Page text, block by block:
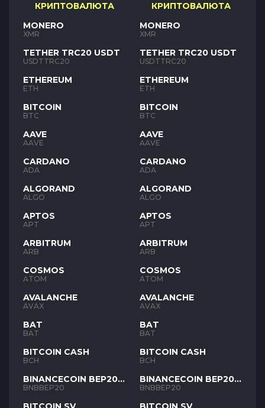
КРИПТОВАЛЮТА
MONERO
XMR
TETHER TRC20 USDT
USDTTRC20
ETHEREUM
ETH
BITCOIN
BTC
AAVE
AAVE
CARDANO
ADA
ALGORAND
ALGO
APTOS
APT
ARBITRUM
ARB
COSMOS
ATOM
AVALANCHE
AVAX
BAT
BAT
BITCOIN CASH
BCH
BINANCECOIN BEP20
BNB
BNBBEP20
КРИПТОВАЛЮТА
MONERO
XMR
TETHER TRC20 USDT
USDTTRC20
ETHEREUM
ETH
BITCOIN
BTC
AAVE
AAVE
CARDANO
ADA
ALGORAND
ALGO
APTOS
APT
ARBITRUM
ARB
COSMOS
ATOM
AVALANCHE
AVAX
BAT
BAT
BITCOIN CASH
BCH
BINANCECOIN BEP20
BNB
BNBBEP20